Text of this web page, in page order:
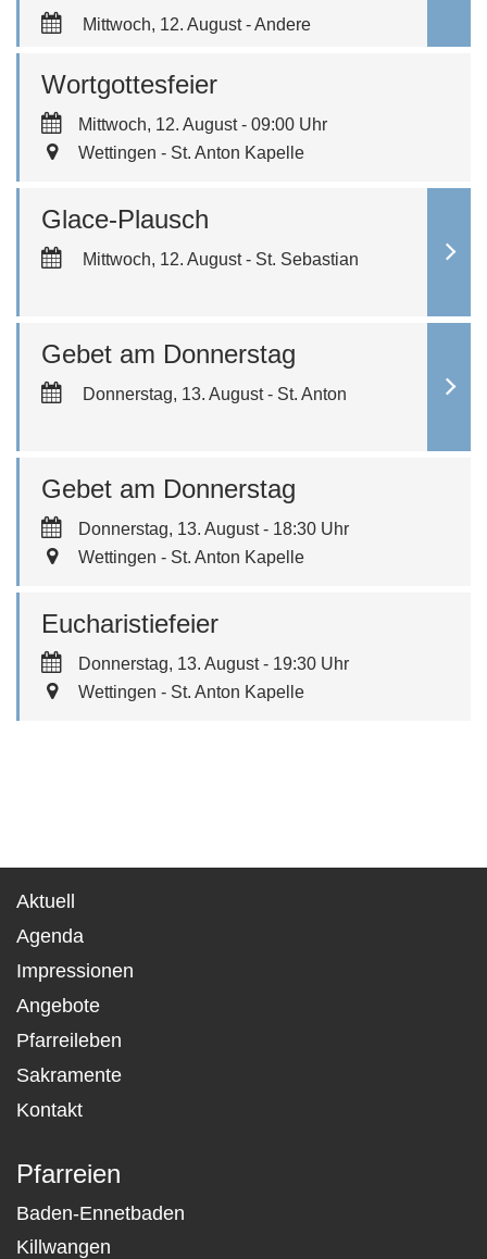
Mittwoch, 12. August - Andere
Mittwoch, 12. August - 09:00 Uhr
Wettingen - St. Anton Kapelle
Wortgottesfeier
Mittwoch, 12. August - St. Sebastian
Glace-Plausch
Donnerstag, 13. August - St. Anton
Gebet am Donnerstag
Donnerstag, 13. August - 18:30 Uhr
Wettingen - St. Anton Kapelle
Gebet am Donnerstag
Donnerstag, 13. August - 19:30 Uhr
Wettingen - St. Anton Kapelle
Eucharistiefeier
Aktuell
Agenda
Impressionen
Angebote
Pfarreileben
Sakramente
Kontakt
Pfarreien
Baden-Ennetbaden
Killwangen